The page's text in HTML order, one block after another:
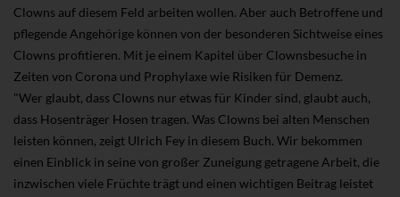
Clowns auf diesem Feld arbeiten wollen. Aber auch Betroffene und
pflegende Angehörige können von der besonderen Sichtweise eines
Clowns profitieren. Mit je einem Kapitel über Clownsbesuche in
Zeiten von Corona und Prophylaxe wie Risiken für Demenz.
"Wer glaubt, dass Clowns nur etwas für Kinder sind, glaubt auch,
dass Hosenträger Hosen tragen. Was Clowns bei alten Menschen
leisten können, zeigt Ulrich Fey in diesem Buch. Wir bekommen
einen Einblick in seine von großer Zuneigung getragene Arbeit, die
inzwischen viele Früchte trägt und einen wichtigen Beitrag leistet